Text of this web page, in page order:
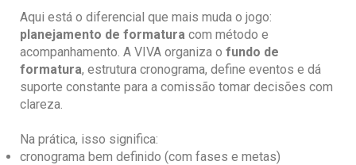
Aqui está o diferencial que mais muda o jogo:
planejamento de formatura com método e
acompanhamento. A VIVA organiza o fundo de
formatura, estrutura cronograma, define eventos e dá
suporte constante para a comissão tomar decisões com
clareza.
Na prática, isso significa:
cronograma bem definido (com fases e metas)